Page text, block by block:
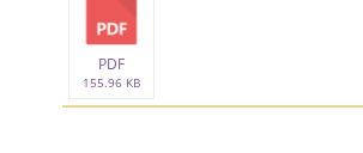
PDF
155.96 KB